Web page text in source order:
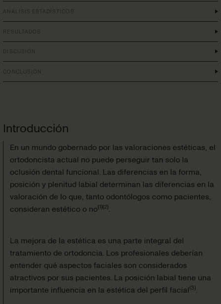
ANÁLISIS ESTADÍSTICOS
RESULTADOS
DISCUSIÓN
CONCLUSIÓN
Introducción
En un mundo gobernado por las valoraciones estéticas, el
ortodoncista actual no puede perseguir tan solo la
oclusión dental funcional. Las diferencias en la forma,
posición y plenitud labial determinan las diferencias en la
valoración de lo que, tanto odontólogos como pacientes,
consideran estético o no(1)(2).
La mejora de la estética es una parte integral del
tratamiento de ortodoncia. Los profesionales deberían
entender qué aspectos faciales son considerados
atractivos por sus pacientes. La posición labial tiene una
importante influencia en la estética del perfil facial(3).